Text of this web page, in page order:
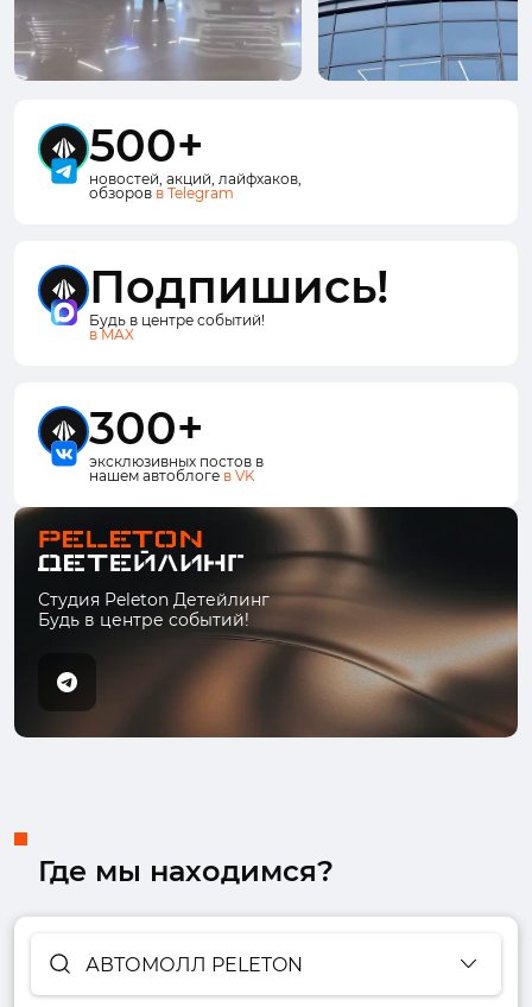
500+
новостей, акций, лайфхаков,
обзоров в Telegram
Подпишись!
Будь в центре событий!
в MAX
300+
эксклюзивных постов в
нашем автоблоге в VK
Студия Peleton Детейлинг
Будь в центре событий!
Где мы находимся?
АВТОМОЛЛ PELETON